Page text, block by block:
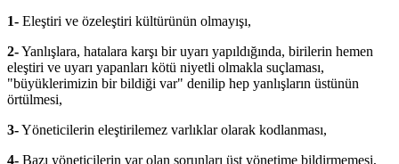
1- Eleştiri ve özeleştiri kültürünün olmayışı,
2-Yanlışlara, hatalara karşı bir uyarı yapıldığında, birilerin hemen
eleştiri ve uyarı yapanları kötü niyetli olmakla suçlaması,
"büyüklerimizin bir bildiği var" denilip hep yanlışların üstünün
örtülmesi,
3-Yöneticilerin eleştirilemez varlıklar olarak kodlanması,
4- Bazı yöneticilerin var olan sorunları üst yönetime bildirmemesi,